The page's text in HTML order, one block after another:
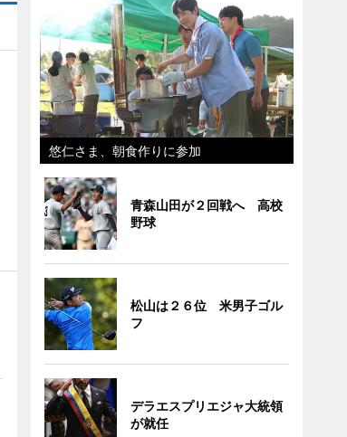
悠仁さま、朝食作りに参加
青森山田が２回戦へ 高校
野球
松山は２６位 米男子ゴル
フ
デラエスプリエジャ大統領
が就任